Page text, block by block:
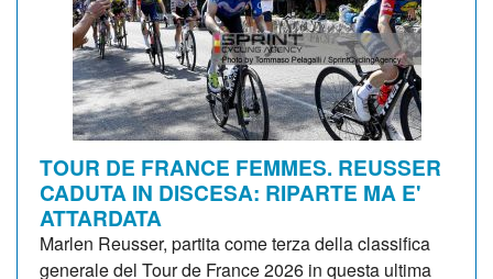
TOUR DE FRANCE FEMMES. REUSSER
CADUTA IN DISCESA: RIPARTE MA E'
ATTARDATA
Marlen Reusser, partita come terza della classifica
generale del Tour de France 2026 in questa ultima